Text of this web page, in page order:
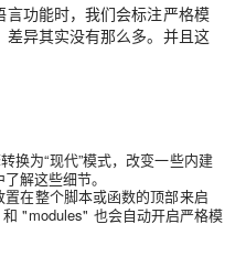
功能时，我们会标注严格模
异其实没有那么多。并且这
换为“现代”模式，改变一些内建
解这些细节。
置在整个脚本或函数的顶部来启
"modules" 也会自动开启严格模